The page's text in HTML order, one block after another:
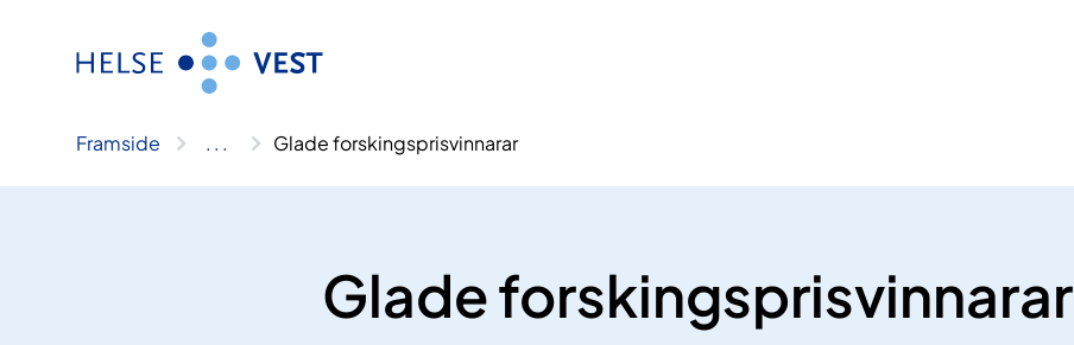
Framside .. . Glade forskingsprisvinnarar
Glade forskingsprisvinnarar